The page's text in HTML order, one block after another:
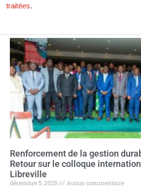
traitées.
Renforcement de la gestion
Retour sur le colloque
Libreville
décembre 5, 2025 Aucun commentaire